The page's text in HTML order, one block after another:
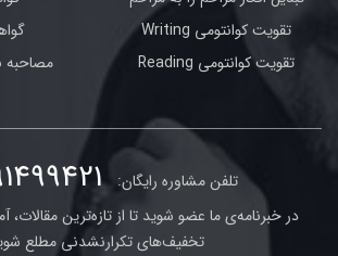
تقویت کوانتومی Writing
تقویت کوانتومی Reading
مصاحبه
تلفن مشاوره رایگان:
در خبرنامه‌ی ما عضو شوید تا از تازه‌ترین
تخفیف‌های تکرارنشدنی مطلع